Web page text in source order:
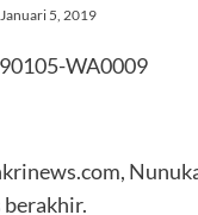
Januari 5, 2019